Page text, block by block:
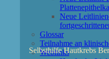
Neue
Glossar
Teilnahme an
Weblinks
Selbsthilfe Hautkrebs